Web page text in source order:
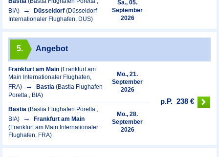
BIA)
Düsseldorf (Düsseldorf
Internationaler Flughafen, DUS)
Sa., 05.
September
2026
5. Angebot
Frankfurt am Main (Frankfurt am
Main Internationaler Flughafen,
FRA)
Bastia (Bastia Flughafen
Poretta , BIA)
Mo., 21.
September
2026
Bastia (Bastia Flughafen Poretta ,
BIA)
Frankfurt am Main
(Frankfurt am Main Internationaler
Flughafen, FRA)
Mo., 28.
September
2026
p.P. 238 €